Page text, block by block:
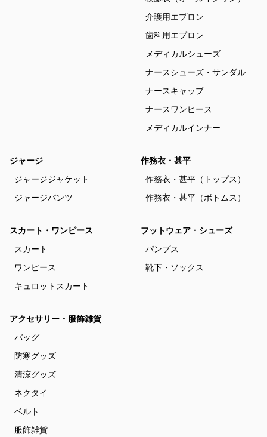
介護用エプロン
歯科用エプロン
メディカルシューズ
ナースシューズ・サンダル
ナースキャップ
ナースワンピース
メディカルインナー
ジャージ
ジャージジャケット
ジャージパンツ
作務衣・甚平
作務衣・甚平（トップス）
作務衣・甚平（ボトムス）
スカート・ワンピース
スカート
ワンピース
キュロットスカート
フットウェア・シューズ
パンプス
靴下・ソックス
アクセサリー・服飾雑貨
バッグ
防寒グッズ
清涼グッズ
ネクタイ
ベルト
服飾雑貨